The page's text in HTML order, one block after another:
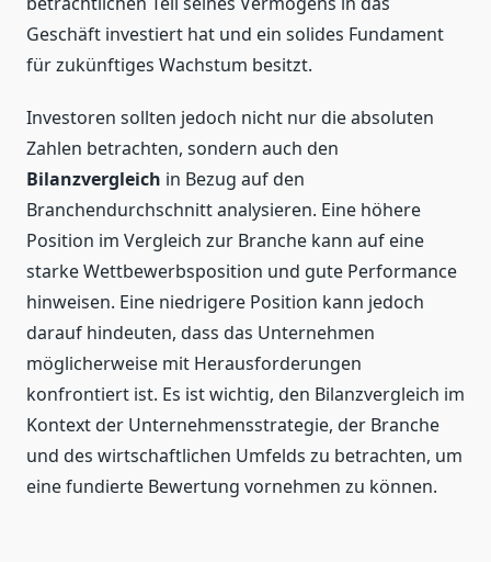
Geschäft investiert hat und ein solides Fundament
für zukünftiges Wachstum besitzt.
Investoren sollten jedoch nicht nur die absoluten
Zahlen betrachten, sondern auch den
Bilanzvergleich in Bezug auf den
Branchendurchschnitt analysieren. Eine höhere
Position im Vergleich zur Branche kann auf eine
starke Wettbewerbsposition und gute Performance
hinweisen. Eine niedrigere Position kann jedoch
darauf hindeuten, dass das Unternehmen
möglicherweise mit Herausforderungen
konfrontiert ist. Es ist wichtig, den Bilanzvergleich im
Kontext der Unternehmensstrategie, der Branche
und des wirtschaftlichen Umfelds zu betrachten, um
eine fundierte Bewertung vornehmen zu können.